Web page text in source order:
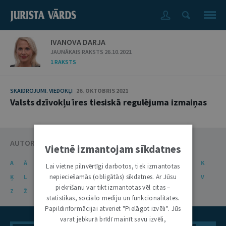
IVANOVA DARJA
JAUNĀKAIS RAKSTS 26.10.2021
1 RAKSTS
SKAIDROJUMI. VIEDOKĻI 26. OKTOBRIS 2021
Valsts dzīvokļu īres tiesiskā regulējuma izmaiņas
AUTORU KATALOGS
A Ā C Č D E Ē G Ģ
K
Ķ
L M N Ņ O P R S Š T U
V
Z
Ž
Vietnē izmantojam sīkdatnes
Lai vietne pilnvērtīgi darbotos, tiek izmantotas
nepieciešamās (obligātās) sīkdatnes. Ar Jūsu
piekrišanu var tikt izmantotas vēl citas –
statistikas, sociālo mediju un funkcionalitātes.
Papildinformācijai atveriet "Pielāgot izvēli". Jūs
varat jebkurā brīdī mainīt savu izvēli,